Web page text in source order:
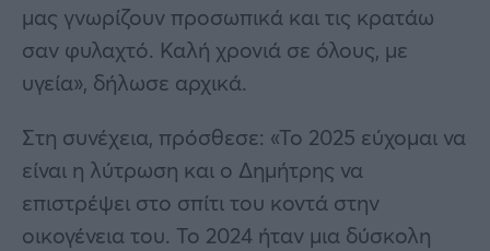
μας γνωρίζουν προσωπικά και τις κρατάω
σαν φυλαχτό. Καλή χρονιά σε όλους, με
υγεία», δήλωσε αρχικά.
Στη συνέχεια, πρόσθεσε: «Το 2025 εύχομαι να
είναι η λύτρωση και ο Δημήτρης να
επιστρέψει στο σπίτι του κοντά στην
οικογένεια του. Το 2024 ήταν μια δύσκολη